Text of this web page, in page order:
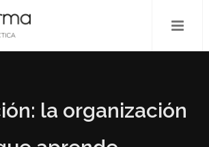
la organización